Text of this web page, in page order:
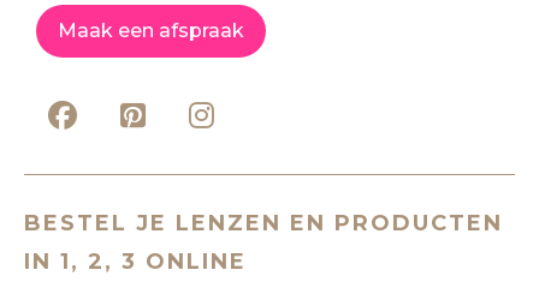
Maak een afspraak
BESTEL JE LENZEN EN PRODUCTEN
IN 1, 2, 3 ONLINE